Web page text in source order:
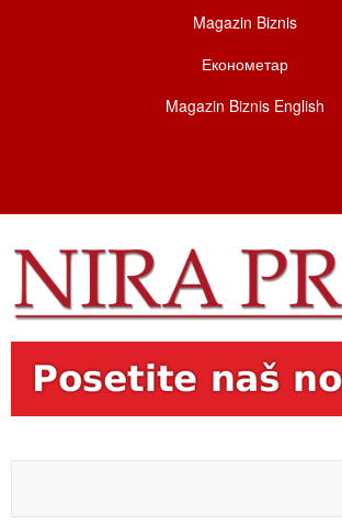
Magazin Biznis
Економетар
Magazin Biznis English